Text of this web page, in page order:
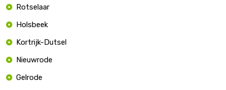
Rotselaar
Holsbeek
Kortrijk-Dutsel
Nieuwrode
Gelrode